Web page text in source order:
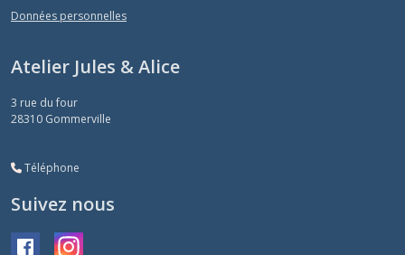
D'ANJO
(2)
LES
Les
ADELADJA
(2)
Données personnelles
Atelier Jules & Alice
3 rue du four
28310 Gommerville
Téléphone
Suivez nous